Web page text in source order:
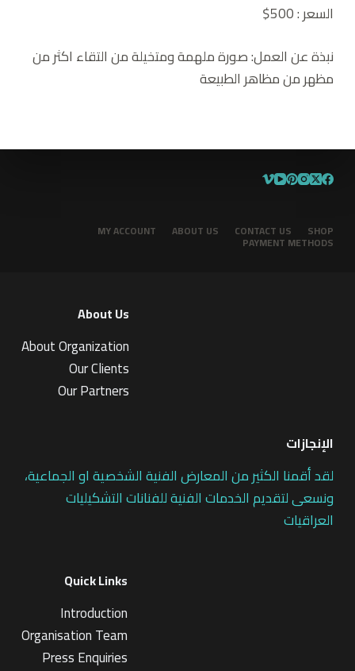
السعر : 500$
نبذة عن العمل:صورة ملهمة ومتخيلة من التقاء اكثر من
مظهر من مظاهر الطبيعة
SHOP
CONTACT US
ABOUT US
MY ACCOUNT
PAYMENT METHODS
About Us
About Organization
Our Clients
Our Partners
الإنجازات
لقد أقمنا الكثير من المعارض الفنية الشخصية او الجماعية،
ونسعى لتقديم الخدمات الفنية للفنانات التشكيليات
العراقيات
Quick Links
Introduction
Organisation Team
Press Enquiries